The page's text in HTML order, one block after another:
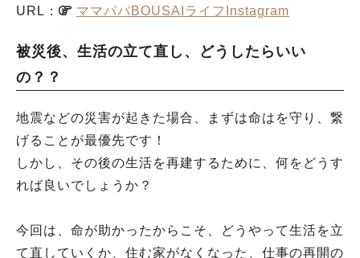
URL： ママパパBOUSAIライフInstagram
被災後、生活の立て直し、どうしたらいい
の？？
地震などの災害が起きた場合、まずは命はを守り、繋
げることが最優先です！
しかし、その後の生活を再建するために、何をどうす
れば良いでしょうか？
今回は、命が助かったからこそ、どうやって生活を立
て直していくか、住む家がなくなった、仕事の再開の